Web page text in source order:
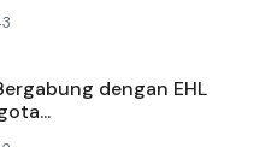
dengan EHL